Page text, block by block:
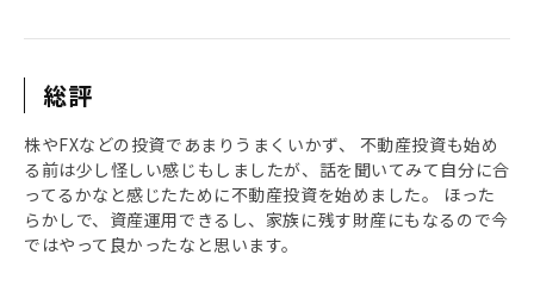
総評
株やFXなどの投資であまりうまくいかず、 不動産投資も始め
る前は少し怪しい感じもしましたが、話を聞いてみて自分に合
ってるかなと感じたために不動産投資を始めました。 ほった
らかしで、資産運用できるし、家族に残す財産にもなるので今
ではやって良かったなと思います。